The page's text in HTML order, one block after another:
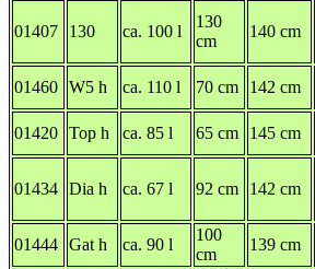
01407 130 ca. 100 l
130
cm
140 cm
01460 W5 h ca. 110 l 70 cm 142 cm
01420 Top h ca. 85 l 65 cm 145 cm
01434 Dia h ca. 67 l 92 cm 142 cm
01444 Gat h ca. 90 l
100
cm
139 cm